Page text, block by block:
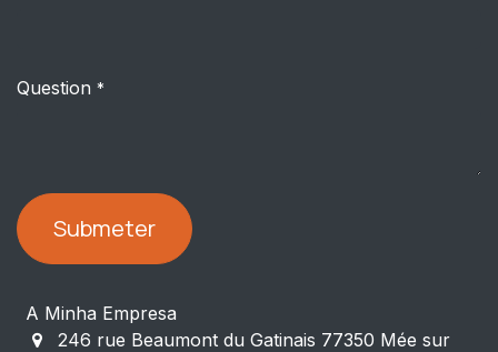
Question *
Submeter
A Minha Empresa
246 rue Beaumont du Gatinais 77350 Mée sur